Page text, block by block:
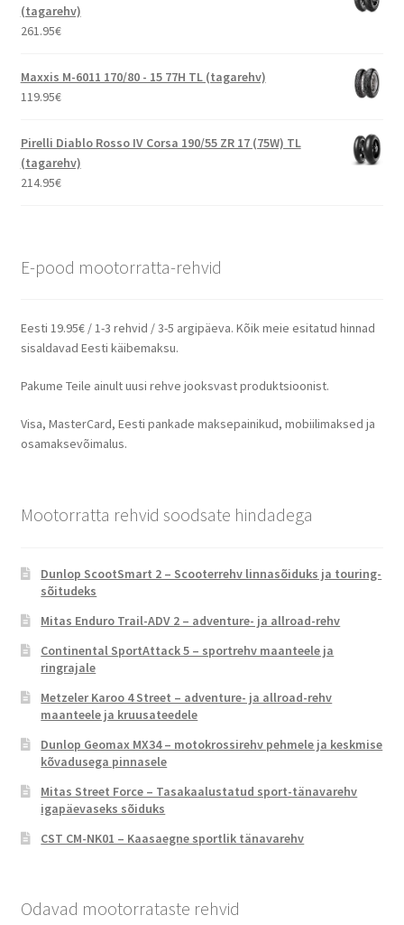
(tagarehv)
261.95€
Maxxis M-6011 170/80 - 15 77H TL (tagarehv)
119.95€
Pirelli Diablo Rosso IV Corsa 190/55 ZR 17 (75W) TL
(tagarehv)
214.95€
E-pood mootorratta-rehvid
Eesti 19.95€ / 1-3 rehvid / 3-5 argipäeva. Kõik meie esitatud hinnad
sisaldavad Eesti käibemaksu.
Pakume Teile ainult uusi rehve jooksvast produktsioonist.
Visa, MasterCard, Eesti pankade maksepainikud, mobiilimaksed ja
osamaksevõimalus.
Mootorratta rehvid soodsate hindadega
Dunlop ScootSmart 2 – Scooterrehv linnasõiduks ja touring-
sõitudeks
Mitas Enduro Trail-ADV 2 – adventure- ja allroad-rehv
Continental SportAttack 5 – sportrehv maanteele ja
ringrajale
Metzeler Karoo 4 Street – adventure- ja allroad-rehv
maanteele ja kruusateedele
Dunlop Geomax MX34 – motokrossirehv pehmele ja keskmise
kõvadusega pinnasele
Mitas Street Force – Tasakaalustatud sport-tänavarehv
igapäevaseks sõiduks
CST CM-NK01 – Kaasaegne sportlik tänavarehv
Odavad mootorrataste rehvid